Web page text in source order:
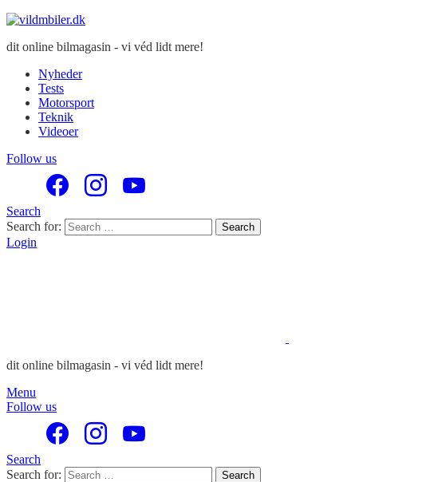
dit online bilmagasin - vi véd lidt mere!
Nyheder
Tests
Motorsport
Teknik
Videoer
Follow us
Search
Search for:
Search
Login
dit online bilmagasin - vi véd lidt mere!
Menu
Follow us
Search
Search for:
Search